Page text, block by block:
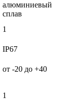
алюминиевый
сплав
1
IP67
от -20 до +40
1